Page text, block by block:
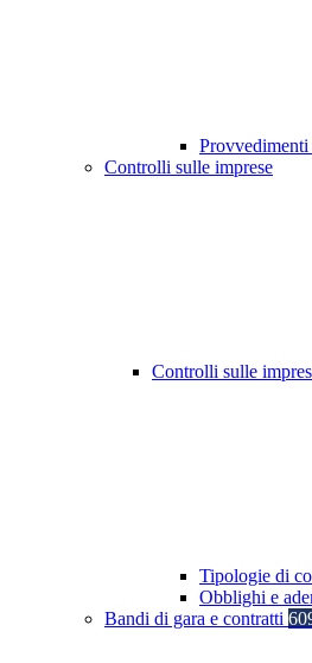
Controlli sulle imprese
Controlli sulle
Tipologie di
Obblighi e
Bandi di gara e contratti